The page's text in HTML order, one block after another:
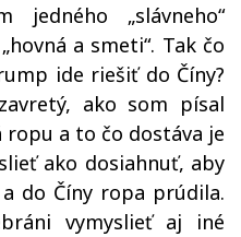
jedného „slávneho“
a smeti“. Tak čo
ide riešiť do Číny?
ako som písal
ropu a to čo dostáva je
ako dosiahnuť, aby
do Číny ropa prúdila.
vymyslieť aj iné